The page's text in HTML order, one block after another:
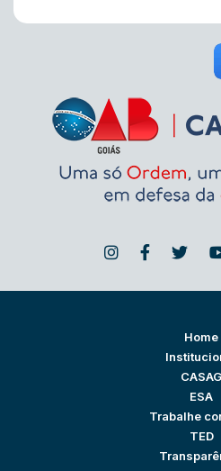
Home
CASAG
ESA
Trabalhe
TED